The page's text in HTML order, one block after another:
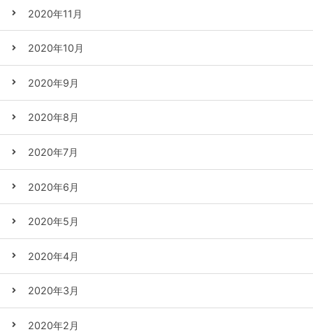
2020年11月
2020年10月
2020年9月
2020年8月
2020年7月
2020年6月
2020年5月
2020年4月
2020年3月
2020年2月